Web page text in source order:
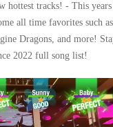
hottest tracks! - This years
all time favorites such as
Dragons, and more!
2022 full song list!